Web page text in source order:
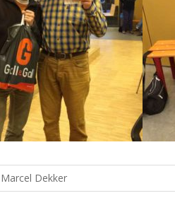
Marcel Dekker